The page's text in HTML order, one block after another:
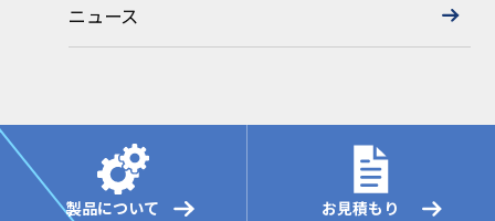
ニュース
製品について お見積もり